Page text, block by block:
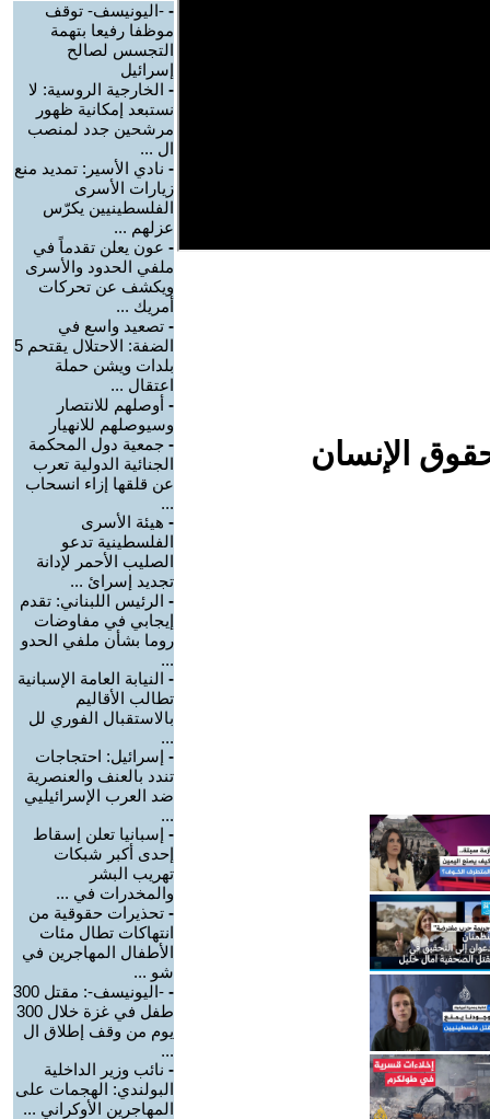
الإنسان
- -اليونيسف- توقف
موظفا رفيعا بتهمة
التجسس لصالح
إسرائيل
- الخارجية الروسية: لا
نستبعد إمكانية ظهور
مرشحين جدد لمنصب
ال ...
- نادي الأسير: تمديد منع
زيارات الأسرى
الفلسطينيين يكرّس
عزلهم ...
- عون يعلن تقدماً في
ملفي الحدود والأسرى
ويكشف عن تحركات
أمريك ...
- تصعيد واسع في
الضفة: الاحتلال يقتحم 5
بلدات ويشن حملة
اعتقال ...
- أوصلهم للانتصار
وسيوصلهم للانهيار
- جمعية دول المحكمة
الجنائية الدولية تعرب
عن قلقها إزاء انسحاب
...
- هيئة الأسرى
الفلسطينية تدعو
الصليب الأحمر لإدانة
تجديد إسرائ ...
- الرئيس اللبناني: تقدم
إيجابي في مفاوضات
روما بشأن ملفي الحدو
...
- النيابة العامة الإسبانية
تطالب الأقاليم
بالاستقبال الفوري لل
...
- إسرائيل: احتجاجات
تندد بالعنف والعنصرية
ضد العرب الإسرائيليي
...
- إسبانيا تعلن إسقاط
إحدى أكبر شبكات
تهريب البشر
والمخدرات في ...
- تحذيرات حقوقية من
انتهاكات تطال مئات
الأطفال المهاجرين في
شو ...
-
-اليونيسف-: مقتل 300
طفل في غزة خلال 300
يوم من وقف إطلاق ال
...
- نائب وزير الداخلية
البولندي: الهجمات على
المهاجرين الأوكراني ...